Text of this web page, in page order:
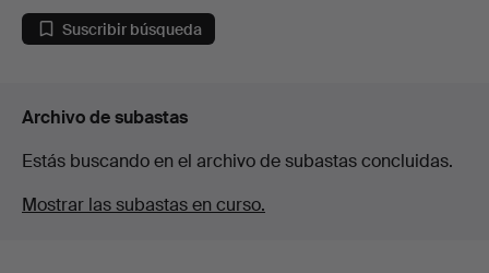
Suscribir búsqueda
Archivo de subastas
Estás buscando en el archivo de subastas concluidas.
Mostrar las subastas en curso.